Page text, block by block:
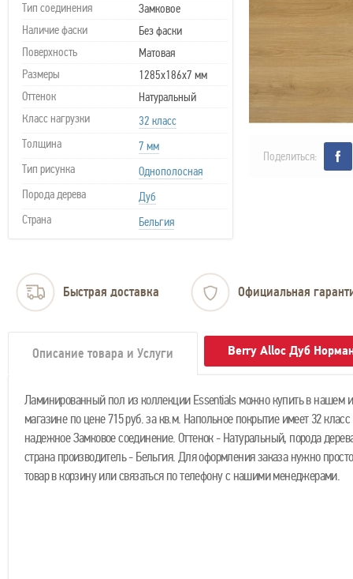
Тип соединения
Замковое
Наличие фаски
Без фаски
Поверхность
Матовая
Размеры
1285х186х7 мм
Оттенок
Натуральный
Класс нагрузки
32 класс
Толщина
7 мм
Тип рисунка
Однополосная
Порода дерева
Дуб
Страна
Бельгия
Поделиться:
Быстрая доставка Официальная
Описание товара и Услуги Berry Alloc Дуб
Ламинированный пол из коллекции Essentials можно купить в нашем
магазине по цене 715 руб. за кв.м. Напольное покрытие имеет 32
надежное Замковое соединение. Оттенок - Натуральный, порода
страна производитель - Бельгия. Для оформления заказа нужно
товар в корзину или связаться по телефону с нашими менеджерами.